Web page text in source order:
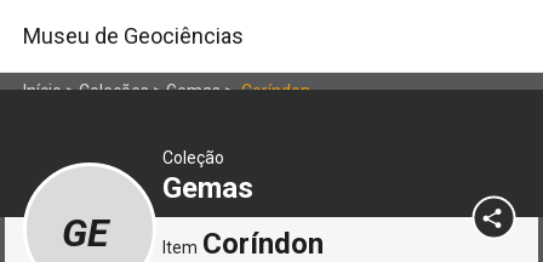
Museu de Geociências
Início>Coleções>Gemas>Coríndon
Coleção
Gemas
GE Item Coríndon